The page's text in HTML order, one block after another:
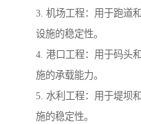
3. 机场工程：用于跑道
设施的稳定性。
4. 港口工程：用于码头
施的承载能力。
5. 水利工程：用于堤坝
施的稳定性。